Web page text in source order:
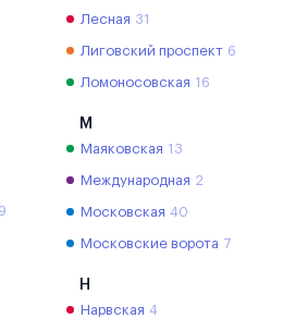
9
Лесная 31
Лиговский проспект 6
Ломоносовская 16
М
Маяковская 13
Международная 2
Московская 40
Московские ворота 7
Н
Нарвская 4